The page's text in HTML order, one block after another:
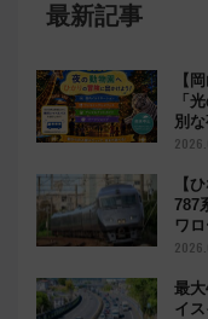
最新記事
【
「
別
【
787
ワ
最
イ